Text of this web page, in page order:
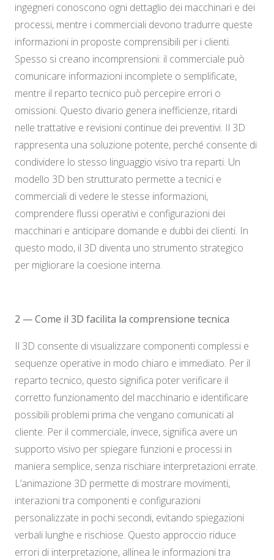
ingegneri conoscono ogni dettaglio dei macchinari e dei
processi, mentre i commerciali devono tradurre queste
informazioni in proposte comprensibili per i clienti.
Spesso si creano incomprensioni: il commerciale può
comunicare informazioni incomplete o semplificate,
mentre il reparto tecnico può percepire errori o
omissioni. Questo divario genera inefficienze, ritardi
nelle trattative e revisioni continue dei preventivi. Il 3D
rappresenta una soluzione potente, perché consente di
condividere lo stesso linguaggio visivo tra reparti. Un
modello 3D ben strutturato permette a tecnici e
commerciali di vedere le stesse informazioni,
comprendere flussi operativi e configurazioni dei
macchinari e anticipare domande e dubbi dei clienti. In
questo modo, il 3D diventa uno strumento strategico
per migliorare la coesione interna.
2 — Come il 3D facilita la comprensione tecnica
Il 3D consente di visualizzare componenti complessi e
sequenze operative in modo chiaro e immediato. Per il
reparto tecnico, questo significa poter verificare il
corretto funzionamento del macchinario e identificare
possibili problemi prima che vengano comunicati al
cliente. Per il commerciale, invece, significa avere un
supporto visivo per spiegare funzioni e processi in
maniera semplice, senza rischiare interpretazioni errate.
L’animazione 3D permette di mostrare movimenti,
interazioni tra componenti e configurazioni
personalizzate in pochi secondi, evitando spiegazioni
verbali lunghe e rischiose. Questo approccio riduce
errori di interpretazione, allinea le informazioni tra